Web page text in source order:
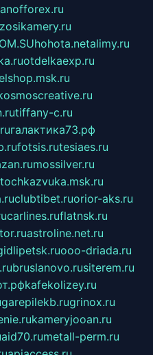
zosikamery.ru
hohota.netalimy.ru
otdelkaexp.ru
tiffany-c.ru
галактика73.рф
fotsis.rutesiaes.ru
mossilver.ru
tochkazvuka.msk.ru
clubtibet.ruorior-aks.ru
carlines.ruflatnsk.ru
astroline.net.ru
ooo-driada.ru
bruslanovo.rusiterem.ru
kafekolizey.ru
grinox.ru
kameryjooan.ru
aid70.rumetall-perm.ru